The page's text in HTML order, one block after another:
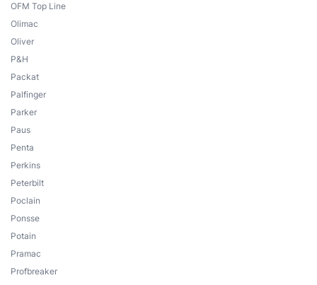
OFM Top Line
Olimac
Oliver
P&H
Packat
Palfinger
Parker
Paus
Penta
Perkins
Peterbilt
Poclain
Ponsse
Potain
Pramac
Profbreaker